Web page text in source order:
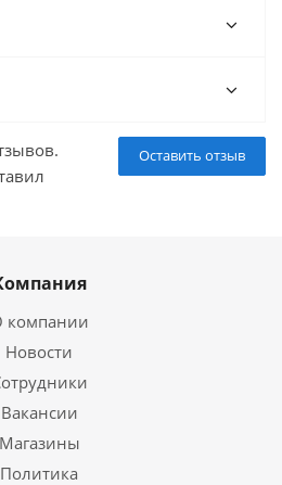
Оставить отзыв
компании
Новости
Вакансии
Магазины
Политика